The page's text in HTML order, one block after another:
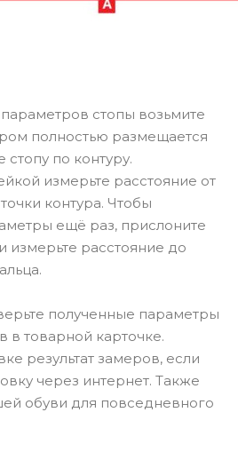
стопы возьмите
полностью размещается
по контуру.
измерьте расстояние от
контура. Чтобы
ещё раз, прислоните
измерьте расстояние до
полученные параметры
в товарной карточке.
результат замеров, если
через интернет. Также
обуви для повседневного